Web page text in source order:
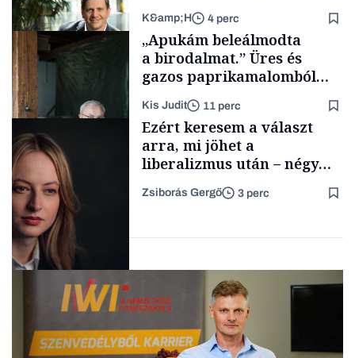
A magazin
TÁMOGATÓI
K&amp;H 4 perc
Családi
vállalkozások
„Apukám beleálmodta
a birodalmat.” Üres és
gazos paprikamalomból
lett az igazi családi
fűszersztori
Kis Judit 11 perc
Ezért keresem a választ
arra, mi jöhet a
liberalizmus után – négy
izgalmas gondolat 2026
lehetséges
Zsiborás Gergő 3 perc